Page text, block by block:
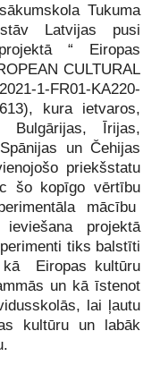
Tukuma
Latvijas pusi
“ Eiropas
CULTURAL
1-FR01-KA220-
kura ietvaros,
Bulgārijas, Īrijas,
un Čehijas
priekšstatu
šo kopīgo vērtību
mācību
projektā
tiks balstīti
kā Eiropas kultūru
un kā īstenot
lai ļautu
kultūru un labāk